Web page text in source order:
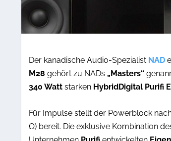
Der kanadische Audio-Spezialist NAD
M28gehört zu NADs „Masters“
340 Wattstarken HybridDigital Purifi
Für Impulse stellt der Powerblock
Ω) bereit. Die exklusive Kombination